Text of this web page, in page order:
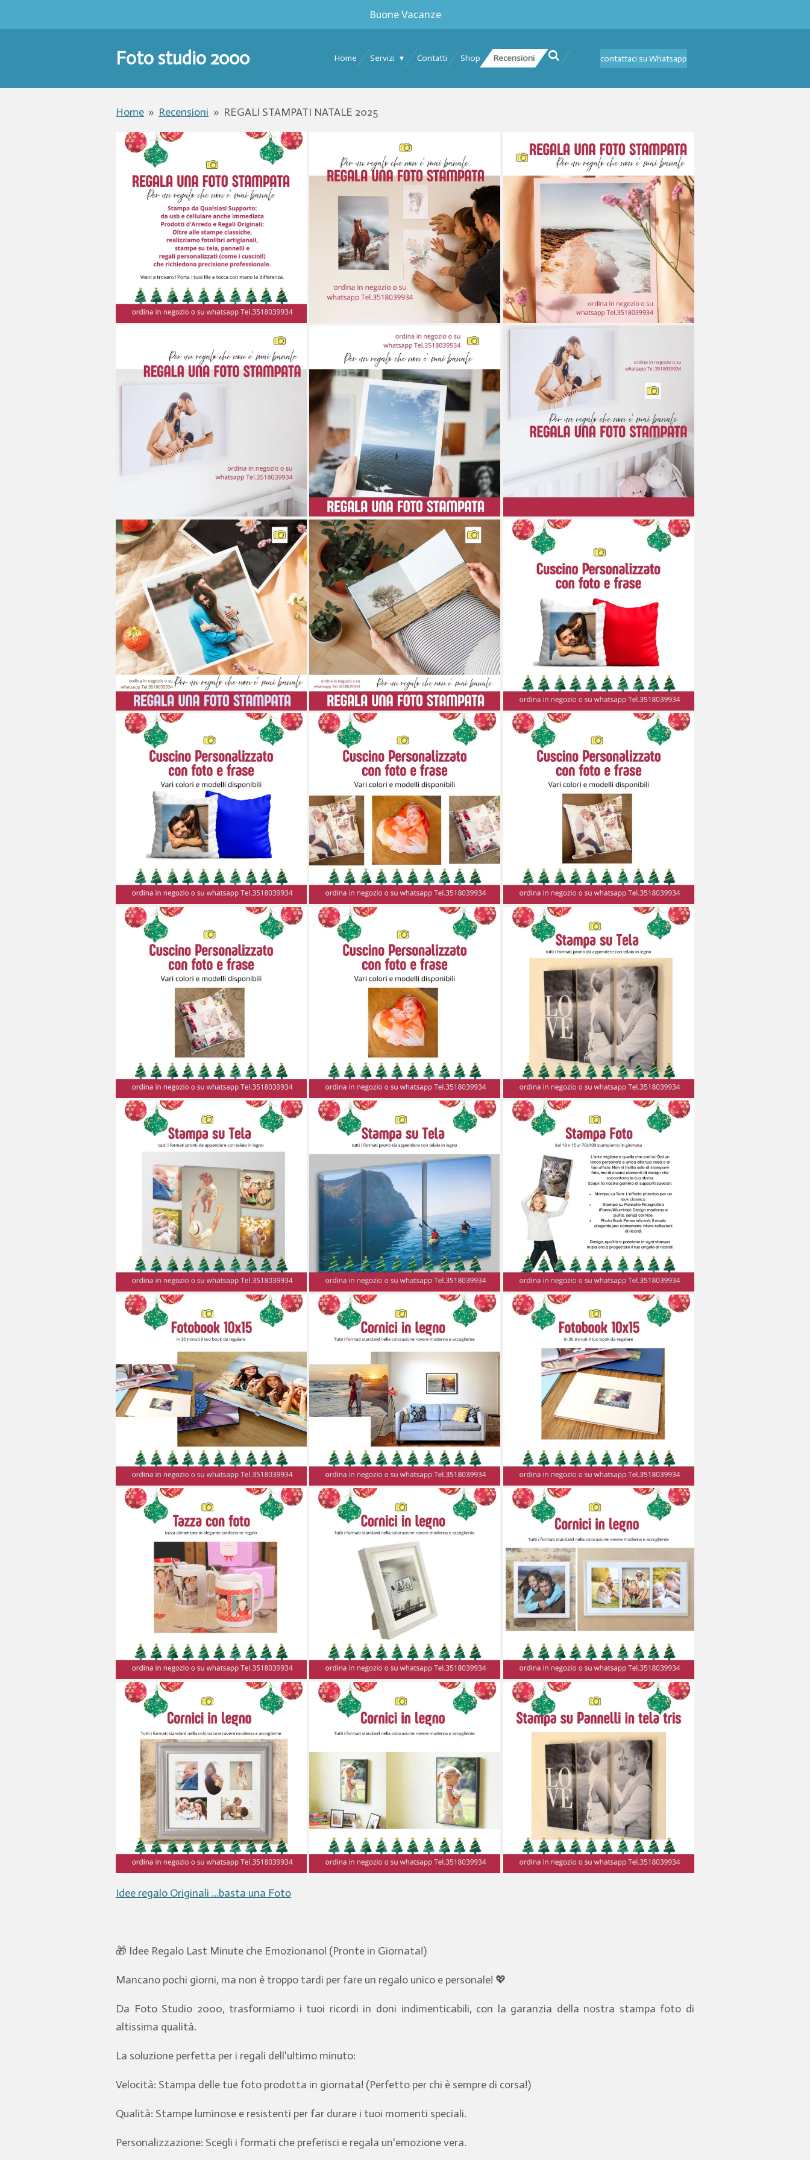
al
Buone Vacanze
Foto studio 2000 Home Servizi Contatti Shop Recensioni contattaci su Whatsapp
Home » Recensioni » REGALI STAMPATI NATALE 2025
Idee regalo Originali ...basta una Foto
🎁 Idee Regalo Last Minute che Emozionano! (Pronte in Giornata!)
Mancano pochi giorni, ma non è troppo tardi per fare un regalo unico e personale! 💖
Da Foto Studio 2000, trasformiamo i tuoi ricordi in doni indimenticabili, con la garanzia della nostra stampa foto di
altissima qualità.
La soluzione perfetta per i regali dell'ultimo minuto:
Velocità: Stampa delle tue foto prodotta in giornata! (Perfetto per chi è sempre di corsa!)
Qualità: Stampe luminose e resistenti per far durare i tuoi momenti speciali.
Personalizzazione: Scegli i formati che preferisci e regala un'emozione vera.